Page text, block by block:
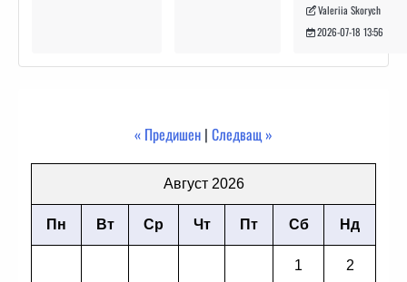
Valeriia Skorych
2026-07-18 13:56
« Предишен | Следващ »
Август 2026
Пн Вт Ср Чт Пт Сб Нд
1 2